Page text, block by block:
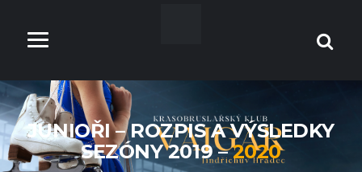
JUNIOŘI – ROZPIS A VÝSLEDKY
SEZÓNY 2019 –2020